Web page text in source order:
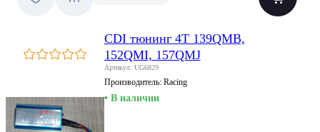
CDI тюнинг 4T 139QMB,
152QMI, 157QMJ
Артикул: UG6829
Производитель: Racing
• В наличии